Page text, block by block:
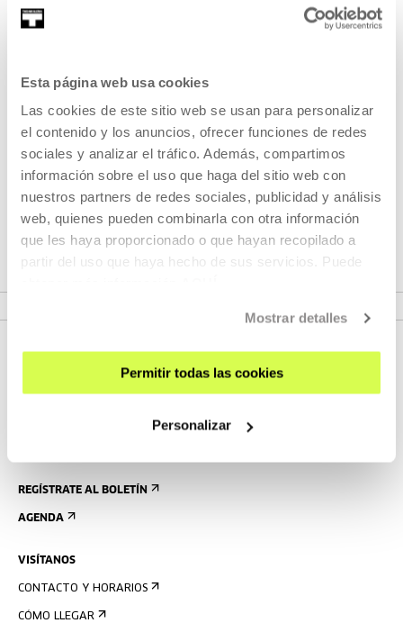
Esta página web usa cookies
Las cookies de este sitio web se usan para personalizar
el contenido y los anuncios, ofrecer funciones de redes
sociales y analizar el tráfico. Además, compartimos
información sobre el uso que haga del sitio web con
nuestros partners de redes sociales, publicidad y análisis
web, quienes pueden combinarla con otra información
que les haya proporcionado o que hayan recopilado a
partir del uso que haya hecho de sus servicios. Puede
Mostrar detalles
Permitir todas las cookies
Personalizar
dira hautatuak:
Scientia Karmelo. Donostia. "Creación de instrumentos
digitales electrónicos a partir de materiales reciclados y/o
reutilizados"
Urola BHI. Azpeitia. "Audiovisual y pensamiento
divergente"
REGÍSTRATE AL BOLETÍN
AGENDA
VISÍTANOS
CONTACTO Y HORARIOS
CÓMO LLEGAR